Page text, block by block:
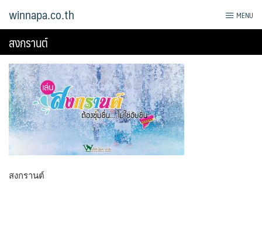
winnapa.co.th MENU
สงกรานต์
สงกรานต์